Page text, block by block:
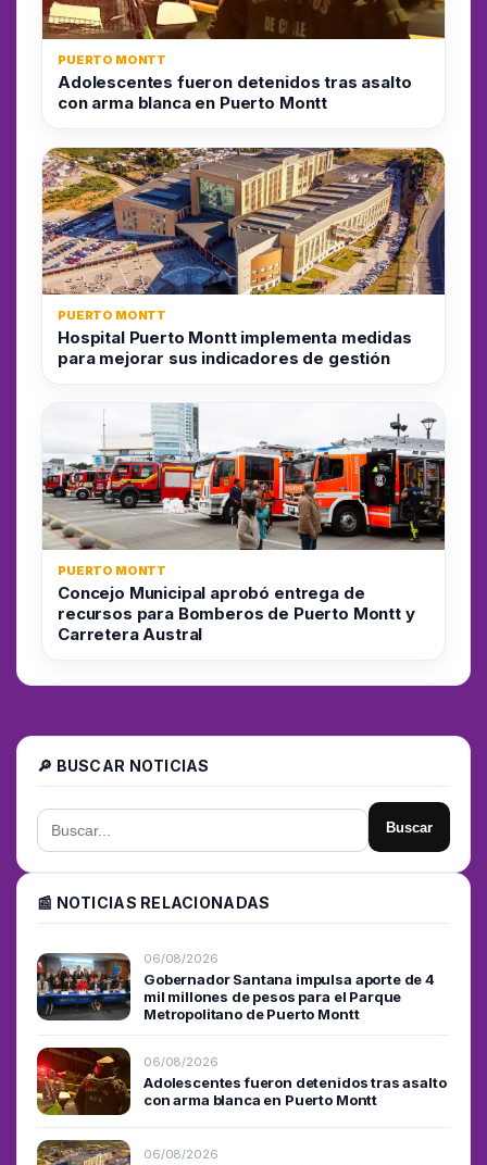
PUERTO MONTT
Adolescentes fueron detenidos tras asalto
con arma blanca en Puerto Montt
PUERTO MONTT
Hospital Puerto Montt implementa medidas
para mejorar sus indicadores de gestión
PUERTO MONTT
Concejo Municipal aprobó entrega de
recursos para Bomberos de Puerto Montt y
Carretera Austral
🔎 BUSCAR NOTICIAS
Buscar
📰 NOTICIAS RELACIONADAS
06/08/2026
Gobernador Santana impulsa aporte de 4
mil millones de pesos para el Parque
Metropolitano de Puerto Montt
06/08/2026
Adolescentes fueron detenidos tras asalto
con arma blanca en Puerto Montt
06/08/2026